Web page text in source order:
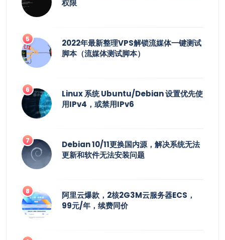
权限
2022年最新整理VPS解锁流媒体一键测试
脚本（流媒体测试脚本）
Linux 系统 Ubuntu/Debian 设置优先使
用IPv4，或禁用IPv6
Debian 10/11更换国内源，解决系统无法
更新和软件无法安装问题
阿里云爆款，2核2G3M云服务器ECS，
99元/年，续费同价